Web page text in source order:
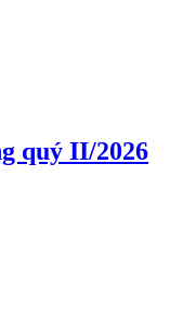
quý II/2026